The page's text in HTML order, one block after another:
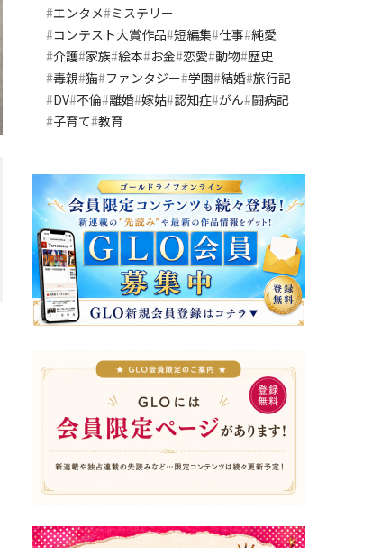
エンタメ ミステリー
コンテスト大賞作品 短編集 仕事 純愛
介護 家族 絵本 お金 恋愛 動物 歴史
毒親 猫 ファンタジー 学園 結婚 旅行記
DV 不倫 離婚 嫁姑 認知症 がん 闘病記
子育て 教育